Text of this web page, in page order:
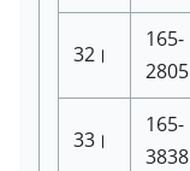
32।
165-
2805
33।
165-
3838